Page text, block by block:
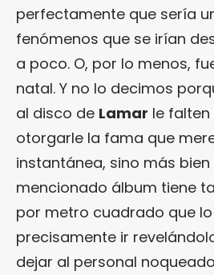
perfectamente que sería
fenómenos que se irían
a poco. O, por lo menos,
natal. Y no lo decimos
al disco de Lamar le
otorgarle la fama que
instantánea, sino más
mencionado álbum tiene
por metro cuadrado que
precisamente ir
dejar al personal